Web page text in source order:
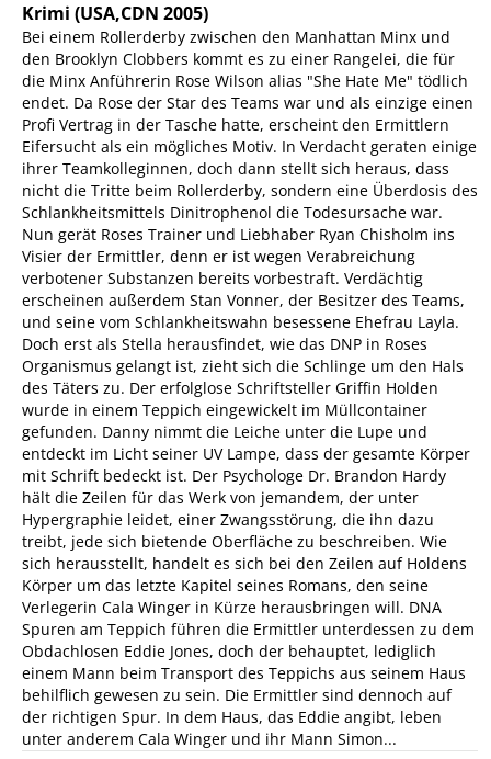
Krimi (USA,CDN 2005)
Bei einem Rollerderby zwischen den Manhattan Minx und
den Brooklyn Clobbers kommt es zu einer Rangelei, die für
die Minx Anführerin Rose Wilson alias "She Hate Me" tödlich
endet. Da Rose der Star des Teams war und als einzige einen
Profi Vertrag in der Tasche hatte, erscheint den Ermittlern
Eifersucht als ein mögliches Motiv. In Verdacht geraten einige
ihrer Teamkolleginnen, doch dann stellt sich heraus, dass
nicht die Tritte beim Rollerderby, sondern eine Überdosis des
Schlankheitsmittels Dinitrophenol die Todesursache war.
Nun gerät Roses Trainer und Liebhaber Ryan Chisholm ins
Visier der Ermittler, denn er ist wegen Verabreichung
verbotener Substanzen bereits vorbestraft. Verdächtig
erscheinen außerdem Stan Vonner, der Besitzer des Teams,
und seine vom Schlankheitswahn besessene Ehefrau Layla.
Doch erst als Stella herausfindet, wie das DNP in Roses
Organismus gelangt ist, zieht sich die Schlinge um den Hals
des Täters zu. Der erfolglose Schriftsteller Griffin Holden
wurde in einem Teppich eingewickelt im Müllcontainer
gefunden. Danny nimmt die Leiche unter die Lupe und
entdeckt im Licht seiner UV Lampe, dass der gesamte Körper
mit Schrift bedeckt ist. Der Psychologe Dr. Brandon Hardy
hält die Zeilen für das Werk von jemandem, der unter
Hypergraphie leidet, einer Zwangsstörung, die ihn dazu
treibt, jede sich bietende Oberfläche zu beschreiben. Wie
sich herausstellt, handelt es sich bei den Zeilen auf Holdens
Körper um das letzte Kapitel seines Romans, den seine
Verlegerin Cala Winger in Kürze herausbringen will. DNA
Spuren am Teppich führen die Ermittler unterdessen zu dem
Obdachlosen Eddie Jones, doch der behauptet, lediglich
einem Mann beim Transport des Teppichs aus seinem Haus
behilflich gewesen zu sein. Die Ermittler sind dennoch auf
der richtigen Spur. In dem Haus, das Eddie angibt, leben
unter anderem Cala Winger und ihr Mann Simon...